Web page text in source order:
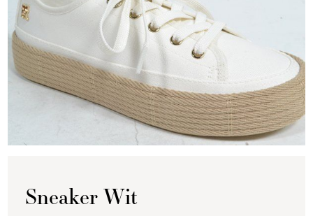
Sneaker Wit